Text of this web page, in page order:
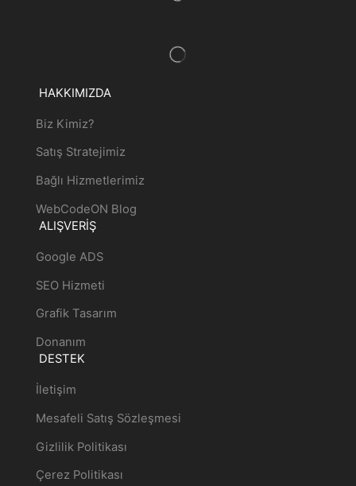
HAKKIMIZDA
Biz Kimiz?
Satış Stratejimiz
Bağlı Hizmetlerimiz
WebCodeON Blog
ALIŞVERİŞ
Google ADS
SEO Hizmeti
Grafik Tasarım
Donanım
DESTEK
İletişim
Mesafeli Satış Sözleşmesi
Gizlilik Politikası
Çerez Politikası